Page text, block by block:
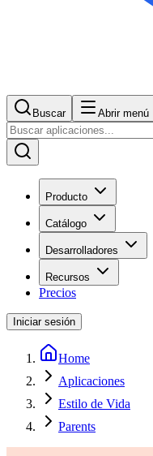
Buscar Abrir menú
Producto
Catálogo
Desarrolladores
Recursos
Precios
Iniciar sesión
Home
Aplicaciones
Estilo de Vida
Parents